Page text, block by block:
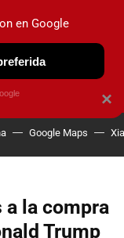
Google Maps
a la compra
Trump
×
en Google